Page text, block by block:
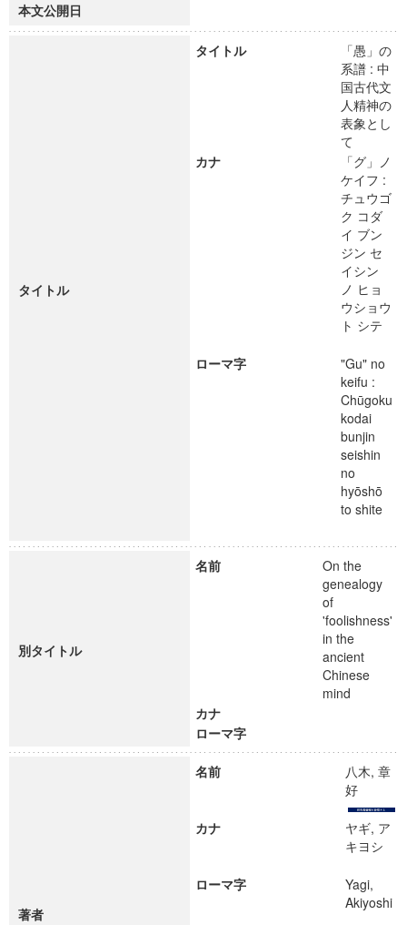
本文公開日
タイトル
タイトル
「愚」の
系譜 : 中
国古代文
人精神の
表象とし
て
カナ
「グ」ノ
ケイフ :
チュウゴ
ク コダ
イ ブン
ジン セ
イシン
ノ ヒョ
ウショウ
ト シテ
ローマ字
"Gu" no
keifu :
Chūgoku
kodai
bunjin
seishin
no
hyōshō
to shite
別タイトル
名前
On the
genealogy
of
'foolishness'
in the
ancient
Chinese
mind
カナ
ローマ字
著者
名前
八木, 章
好
カナ
ヤギ, ア
キヨシ
ローマ字
Yagi,
Akiyoshi